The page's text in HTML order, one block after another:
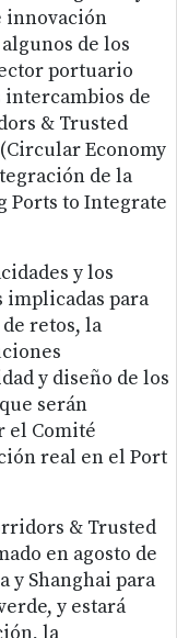
innovación
de los
portuario
de
& Trusted
Economy
de la
Ports to Integrate
y los
para
retos, la
y diseño de los
serán
el Comité
real en el Port
& Trusted
en agosto de
y Shanghai para
y estará